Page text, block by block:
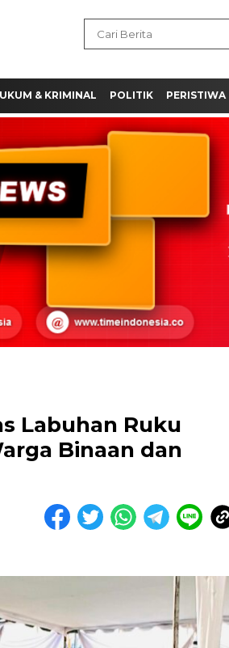
& KRIMINAL POLITIK PERISTIWA
Labuhan Ruku
Binaan dan